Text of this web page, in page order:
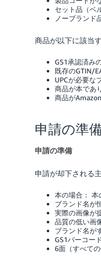
セット品（ベ
ノーブランド
商品が以下に該当
GS1承認済み
既存のGTIN/
UPCが必要な
商品が本であ
商品が
申請の準
申請の準備
申請が却下される
本の場合： 本
ブランド名が
実際の画像が
品質の低い画
ブランド名が
GS1バーコー
6面（すべて